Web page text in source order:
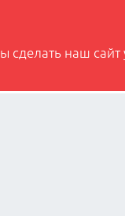
сделать наш сайт